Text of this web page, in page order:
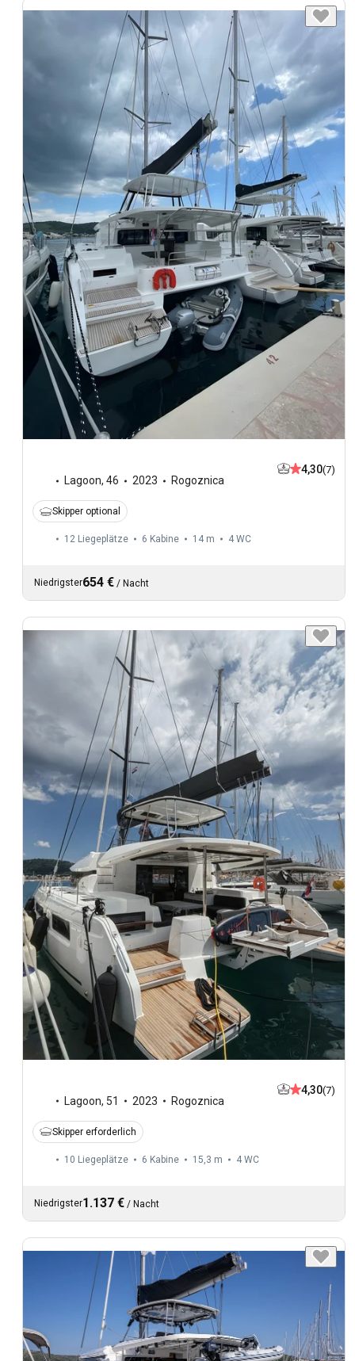
Lagoon, 46 2023 Rogoznica
4,30(7)
Skipper optional
12 Liegeplätze 6 Kabine 14 m 4 WC
Niedrigster654 € / Nacht
Lagoon, 51 2023 Rogoznica
4,30(7)
Skipper erforderlich
10 Liegeplätze 6 Kabine 15,3 m 4 WC
Niedrigster1.137 € / Nacht